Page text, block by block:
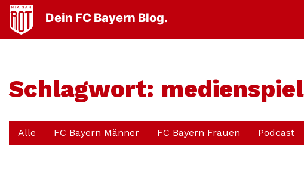
Dein FC Bayern Blog.
Schlagwort: medienspiel
Alle FC Bayern Männer FC Bayern Frauen Podcast